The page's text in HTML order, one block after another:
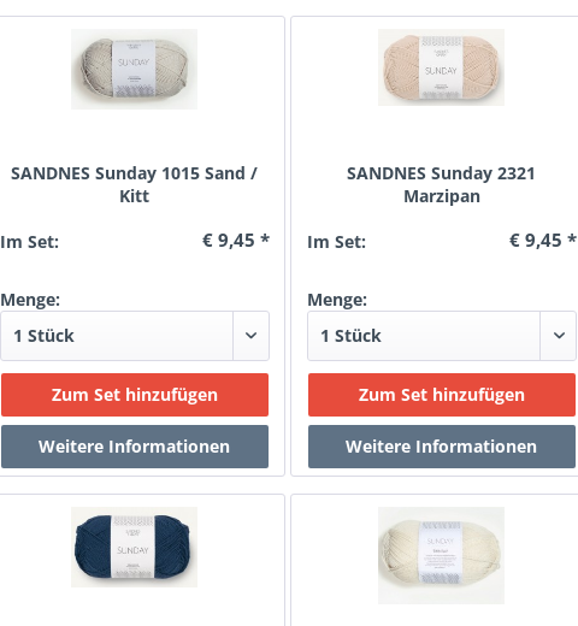
SANDNES Sunday 1015 Sand /
Kitt
Im Set:
€ 9,45 *
Menge:
SANDNES Sunday 2321
Marzipan
Im Set:
€ 9,45 *
Menge: